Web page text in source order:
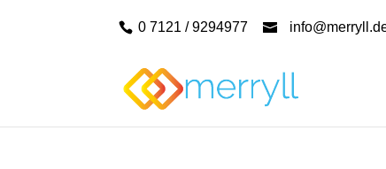
0 7121 / 9294977